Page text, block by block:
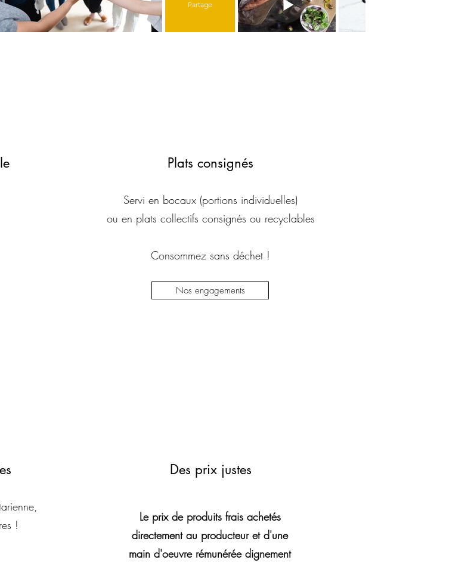
Plats consignés
Servi en bocaux (portions individuelles)
ou en plats collectifs consignés ou recyclables
Consommez sans déchet !
Nos engagements
!
Des prix justes
Le prix de produits frais achetés
directement au producteur et d'une
main d'oeuvre rémunérée dignement
Partage